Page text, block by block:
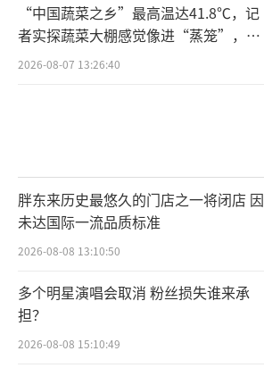
“中国蔬菜之乡”最高温达41.8℃，记
者实探蔬菜大棚感觉像进“蒸笼”，有
村民称只能凌晨两点起来干活
2026-08-07 13:26:40
胖东来历史最悠久的门店之一将闭店 因
未达国际一流品质标准
2026-08-08 13:10:50
多个明星演唱会取消 粉丝损失谁来承
担？
2026-08-08 15:10:49